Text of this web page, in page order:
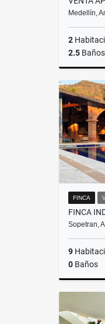
Medellín,
2
2.5 Baños
FINCA
Sopetran,
9
0 Baños